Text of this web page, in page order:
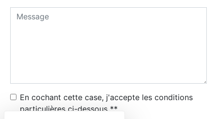
En cochant cette case, j'accepte les conditions
particulières ci-dessous **